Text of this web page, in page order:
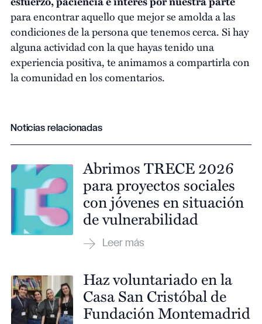
para encontrar aquello que mejor se amolda a las
condiciones de la persona que tenemos cerca. Si hay
alguna actividad con la que hayas tenido una
experiencia positiva, te animamos a compartirla con
la comunidad en los comentarios.
Noticias relacionadas
Abrimos TRECE 2026
para proyectos sociales
con jóvenes en situación
de vulnerabilidad
Haz voluntariado en la
Casa San Cristóbal de
Fundación Montemadrid